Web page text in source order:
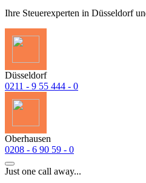
Ihre Steuerexperten in Düsseldorf
Düsseldorf
0211 - 9 55 444 - 0
Oberhausen
0208 - 6 90 59 - 0
Just one call away...